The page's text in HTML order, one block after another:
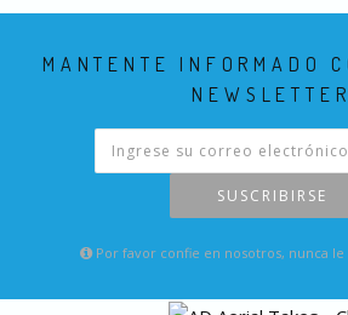
MANTENTE INFORMADO
NEWSLETTER
SUSCRIBIRSE
Por favor confie en nosotros, nunca le